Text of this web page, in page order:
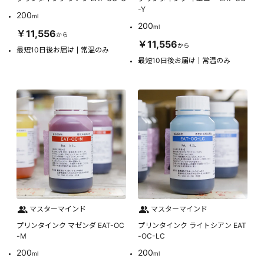
200ml
￥11,556から
最短10日後お届け 常温のみ
-Y
200ml
￥11,556から
最短10日後お届け 常温のみ
マスターマインド
プリンタインク マゼンダ EAT-OC
-M
200ml
マスターマインド
プリンタインク ライトシアン EAT
-OC-LC
200ml